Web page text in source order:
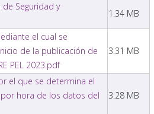
de Seguridad y
1.34 MB
el cual se
de la publicación de
PEL 2023.pdf
3.31 MB
el que se determina el
hora de los datos del
3.28 MB